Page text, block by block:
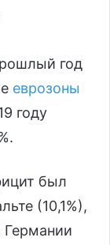
год
еврозоны
году
был
(10,1%),
Германии